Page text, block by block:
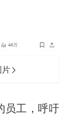
片
员工，呼吁